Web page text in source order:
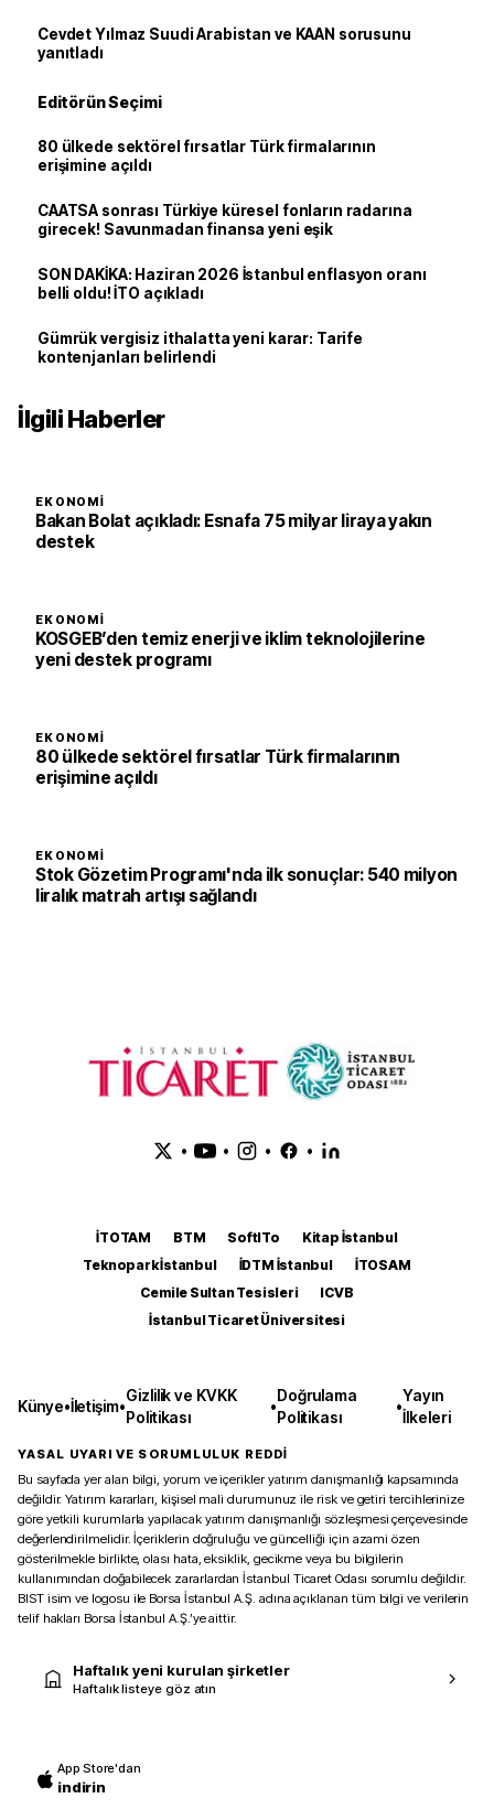
Cevdet Yılmaz Suudi Arabistan ve KAAN sorusunu
yanıtladı
Editörün Seçimi
80 ülkede sektörel fırsatlar Türk firmalarının
erişimine açıldı
CAATSA sonrası Türkiye küresel fonların radarına
girecek! Savunmadan finansa yeni eşik
SON DAKİKA: Haziran 2026 İstanbul enflasyon oranı
belli oldu! İTO açıkladı
Gümrük vergisiz ithalatta yeni karar: Tarife
kontenjanları belirlendi
İlgili Haberler
EKONOMI
Bakan Bolat açıkladı: Esnafa 75 milyar liraya yakın
destek
EKONOMI
KOSGEB’den temiz enerji ve iklim teknolojilerine
yeni destek programı
EKONOMI
80 ülkede sektörel fırsatlar Türk firmalarının
erişimine açıldı
EKONOMI
Stok Gözetim Programı'nda ilk sonuçlar: 540 milyon
liralık matrah artışı sağlandı
• • • •
İTOTAM BTM SoftITo
Kitap İstanbul
Teknopark İstanbul
İDTM İstanbul
İTOSAM
Cemile Sultan Tesisleri
ICVB
İstanbul Ticaret Üniversitesi
Künye•İletişim•
Gizlilik ve KVKK
Politikası
•
Doğrulama
Politikası
•
Yayın
İlkeleri
YASAL UYARI VE SORUMLULUK REDDİ
Bu sayfada yer alan bilgi, yorum ve içerikler yatırım danışmanlığı kapsamında
değildir. Yatırım kararları, kişisel mali durumunuz ile risk ve getiri tercihlerinize
göre yetkili kurumlarla yapılacak yatırım danışmanlığı sözleşmesi çerçevesinde
değerlendirilmelidir. İçeriklerin doğruluğu ve güncelliği için azami özen
gösterilmekle birlikte, olası hata, eksiklik, gecikme veya bu bilgilerin
kullanımından doğabilecek zararlardan İstanbul Ticaret Odası sorumlu değildir.
BIST isim ve logosu ile Borsa İstanbul A.Ş. adına açıklanan tüm bilgi ve verilerin
telif hakları Borsa İstanbul A.Ş.’ye aittir.
Haftalık yeni kurulan şirketler
Haftalık listeye göz atın
App Store'dan
indirin